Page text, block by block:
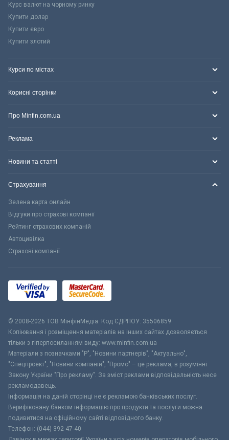
Курс валют на чорному ринку
Купити долар
Купити євро
Купити злотий
Курси по містах
Корисні сторінки
Про Minfin.com.ua
Реклама
Новини та статті
Страхування
Зелена карта онлайн
Відгуки про страхові компанії
Рейтинг страхових компаній
Автоцивілка
Страхові компанії
© 2008-2026 ТОВ МiнфiнМедiа. Код ЄДРПОУ: 35506859
Копіювання і розміщення матеріалів на інших сайтах дозволяється
тільки з гіперпосиланням виду: www.minfin.com.ua
Матеріали з позначками "Р", "Новини партнерів", "Актуально",
"Спецпроект", "Новини компаній", "Промо" – це реклама, в розумінні
Закону України "Про рекламу". За зміст реклами відповідальність несе
рекламодавець.
Інформація на даній сторінці не є рекламою банківських послуг.
Верифіковану банком інформацію про продукти та послуги можна
подивитися на офіційному сайті відповідного банку.
Телефон: (044) 392-47-40